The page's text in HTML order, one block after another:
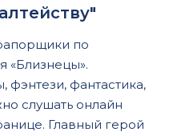
по
«Близнецы».
фантастика,
слушать онлайн
Главный герой